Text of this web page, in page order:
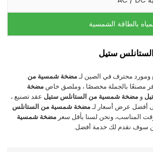
بالطاقة الشمسية
ستيل
محترف في الصين لـمضخة شمسية من
مصنعًا بالجملة مخصصًا ، وملصق خاصمضخة
ومضخة شمسية من الستانلس ستيل عقد تصنيع ،
أفضل عرض أسعار لـمضخة شمسية من الستانلس
المناسب، ونحن لسنا بأقل سعرمضخة شمسية
سوف نقدم لك خدمة أفضل.